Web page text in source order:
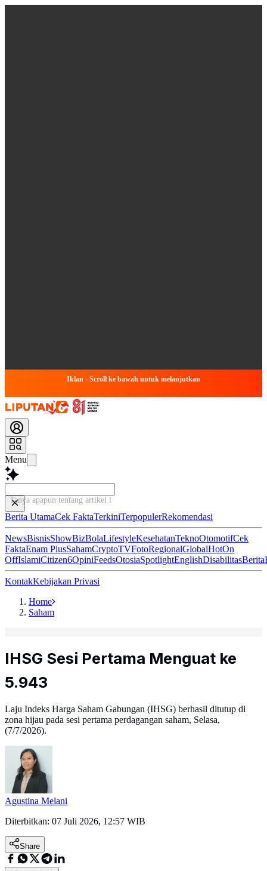
Iklan - Scroll ke bawah untuk melanjutkan
Menu
Tanya apapun tentang artikel ini...
Berita UtamaCek FaktaTerkiniTerpopulerRekomendasi
NewsBisnisShowBizBolaLifestyleKesehatanTeknoOtomotifCek
FaktaEnam PlusSahamCryptoTVFotoRegionalGlobalHotOn
OffIslamiCitizen6OpiniFeedsOtosiaSpotlightEnglishDisabilitasBerita
KontakKebijakan Privasi
Home
Saham
IHSG Sesi Pertama Menguat ke
5.943
Laju Indeks Harga Saham Gabungan (IHSG) berhasil ditutup di
zona hijau pada sesi pertama perdagangan saham, Selasa,
(7/7/2026).
Agustina Melani
Diterbitkan: 07 Juli 2026, 12:57 WIB
Share